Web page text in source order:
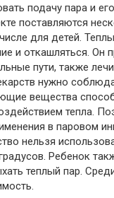
подачу пара и
поставляются
для детей.
и откашляться. Он
пути, также
нужно
вещества
тепла.
в паровом
нельзя
Ребенок
теплый пар.